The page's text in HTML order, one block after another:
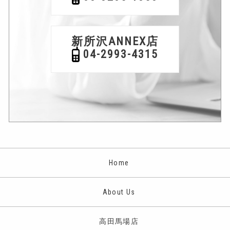
新所沢ANNEX店
04-2993-4315
Home
About Us
高田馬場店